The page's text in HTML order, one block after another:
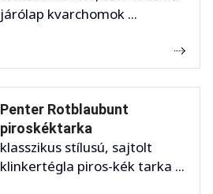
járólap kvarchomok ...
Penter Rotblaubunt
piroskéktarka
klasszikus stílusú, sajtolt
klinkertégla piros-kék tarka ...